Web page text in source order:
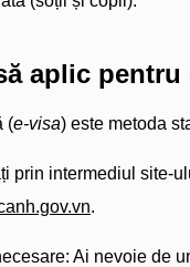
aplic pentru
(e-visa) este metoda
prin intermediul site-
.
Ai nevoie de